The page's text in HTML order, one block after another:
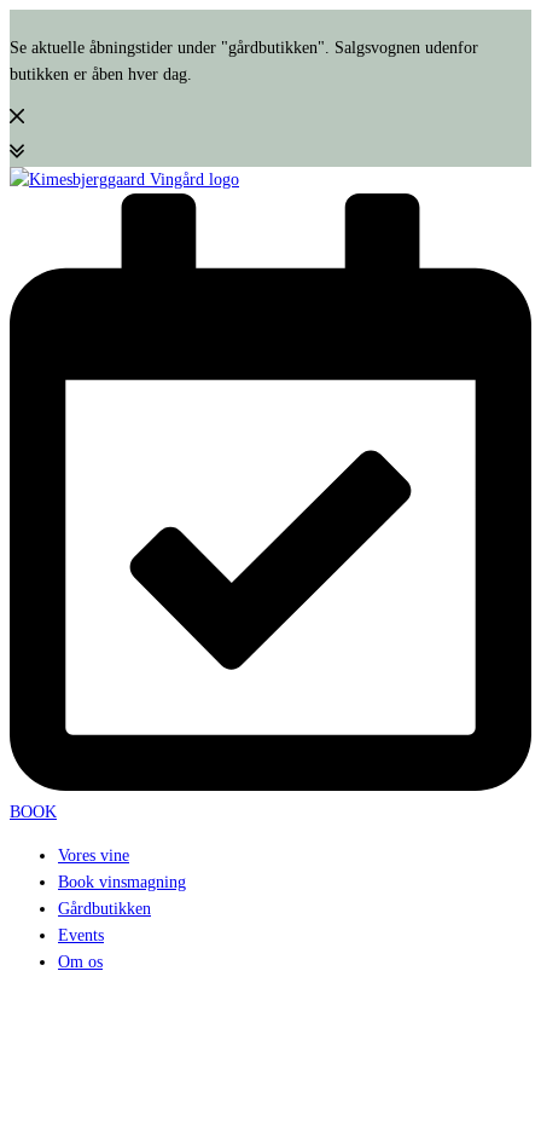
Se aktuelle åbningstider under "gårdbutikken". Salgsvognen udenfor
butikken er åben hver dag.
BOOK
Vores vine
Book vinsmagning
Gårdbutikken
Events
Om os